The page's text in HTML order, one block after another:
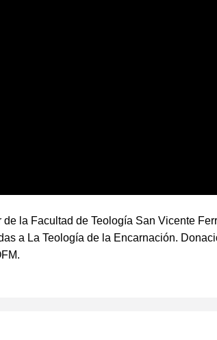
la Facultad de Teología San Vicente
a La Teología de la Encarnación.